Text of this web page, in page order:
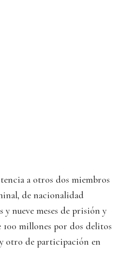
a otros dos miembros
de nacionalidad
y nueve meses de prisión y
100 millones por dos delitos
otro de participación en